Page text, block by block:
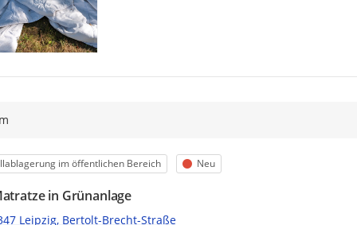
im öffentlichen Bereich Status
Neu
in Grünanlage
Leipzig, Bertolt-Brecht-Straße